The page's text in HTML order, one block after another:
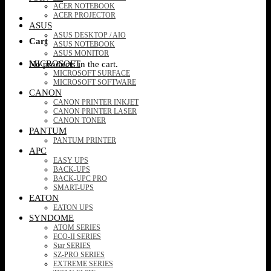
Cart
No products in the cart.
ACER NOTEBOOK
ACER PROJECTOR
ASUS
ASUS DESKTOP / AIO
ASUS NOTEBOOK
ASUS MONITOR
MICROSOFT
MICROSOFT SURFACE
MICROSOFT SOFTWARE
CANON
CANON PRINTER INKJET
CANON PRINTER LASER
CANON TONER
PANTUM
PANTUM PRINTER
APC
EASY UPS
BACK-UPS
BACK-UPC PRO
SMART-UPS
EATON
EATON UPS
SYNDOME
ATOM SERIES
ECO-II SERIES
Star SERIES
SZ-PRO SERIES
EXTREME SERIES